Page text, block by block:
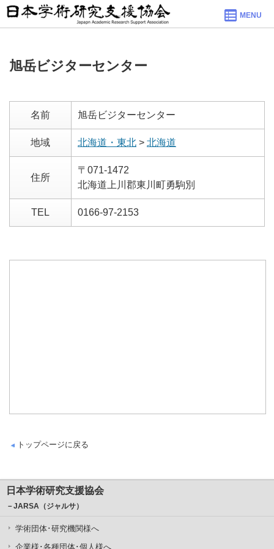
MENU
旭岳ビジターセンター
名前 旭岳ビジターセンター
地域 北海道・東北 > 北海道
住所
〒071-1472
北海道上川郡東川町勇駒別
TEL 0166-97-2153
トップページに戻る
日本学術研究支援協会
－JARSA（ジャルサ）
学術団体･研究機関様へ
企業様･各種団体･個人様へ